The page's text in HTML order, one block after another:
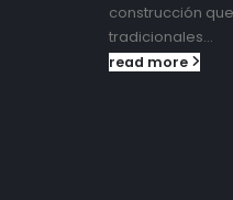
construcción
tradicionales...
read more